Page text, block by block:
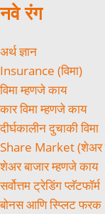
नवे रंग
अर्थ ज्ञान
Insurance (विमा)
विमा म्हणजे काय
कार विमा म्हणजे काय
दीर्घकालीन दुचाकी विमा
Share Market (शेअर
शेअर बाजार म्हणजे काय
सर्वोत्तम ट्रेडिंग प्लॅटफॉर्म
बोनस आणि स्प्लिट फरक